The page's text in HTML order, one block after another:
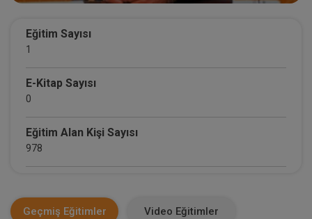
Eğitim Sayısı
1
E-Kitap Sayısı
0
Eğitim Alan Kişi Sayısı
978
0
Geçmiş Eğitimler Video Eğitimler